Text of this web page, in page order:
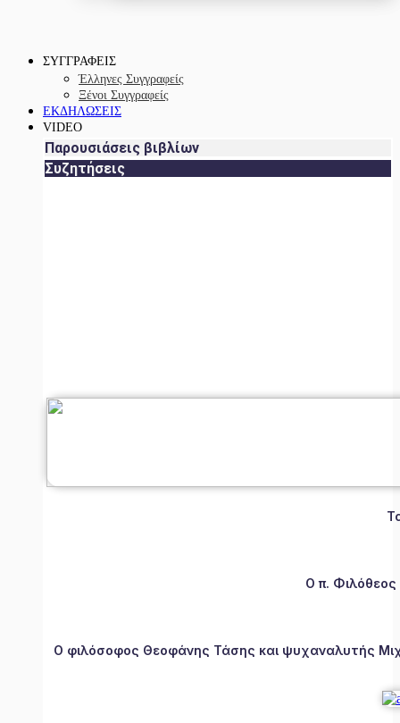
ΣΥΓΓΡΑΦΕΙΣ
Έλληνες Συγγραφείς
Ξένοι Συγγραφείς
ΕΚΔΗΛΩΣΕΙΣ
VIDEO
Παρουσιάσεις βιβλίων
Συζητήσεις
Ο π.
Ο φιλόσοφος Θεοφάνης Τάσης και ψυχαναλυτής